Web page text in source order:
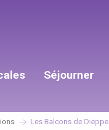
Séjourner
Les Balcons de Dieppe